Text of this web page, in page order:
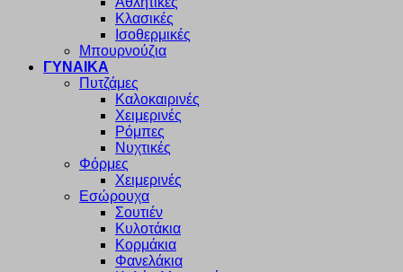
Κλασικές
Ισοθερμικές
Μπουρνούζια
ΓΥΝΑΙΚΑ
Πυτζάμες
Καλοκαιρινές
Χειμερινές
Ρόμπες
Νυχτικές
Φόρμες
Χειμερινές
Εσώρουχα
Σουτιέν
Κυλοτάκια
Κορμάκια
Φανελάκια